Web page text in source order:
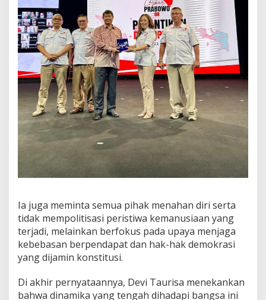
Ia juga meminta semua pihak menahan diri serta
tidak mempolitisasi peristiwa kemanusiaan yang
terjadi, melainkan berfokus pada upaya menjaga
kebebasan berpendapat dan hak-hak demokrasi
yang dijamin konstitusi.
Di akhir pernyataannya, Devi Taurisa menekankan
bahwa dinamika yang tengah dihadapi bangsa ini